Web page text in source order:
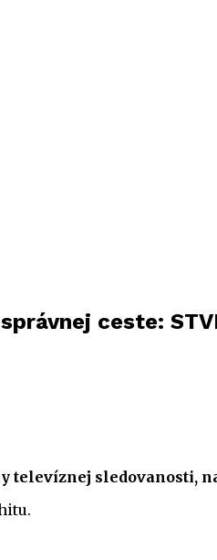
ceste:
televíznej sledovanosti,